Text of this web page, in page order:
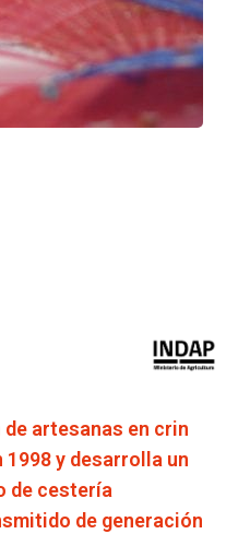
artesanas en crin
1998 y desarrolla un
de cestería
de generación